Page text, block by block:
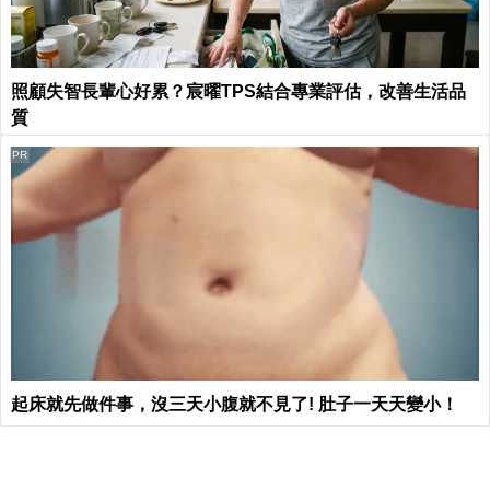
照顧失智長輩心好累？宸曜TPS結合專業評估，改善生活品
質
起床就先做件事，沒三天小腹就不見了! 肚子一天天變小！
PR